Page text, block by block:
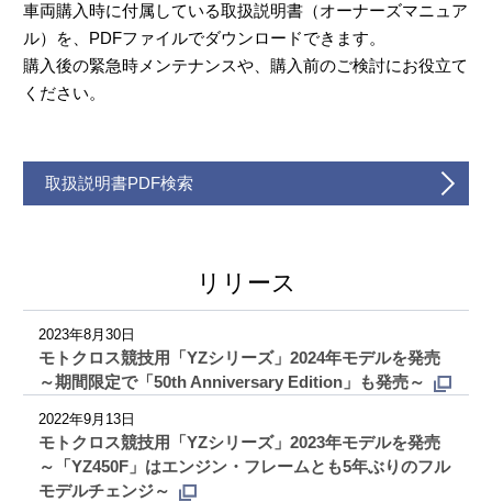
車両購入時に付属している取扱説明書（オーナーズマニュア
ル）を、PDFファイルでダウンロードできます。
購入後の緊急時メンテナンスや、購入前のご検討にお役立て
ください。
取扱説明書PDF検索
リリース
2023年8月30日
モトクロス競技用「YZシリーズ」2024年モデルを発売
～期間限定で「50th Anniversary Edition」も発売～
2022年9月13日
モトクロス競技用「YZシリーズ」2023年モデルを発売
～「YZ450F」はエンジン・フレームとも5年ぶりのフル
モデルチェンジ～